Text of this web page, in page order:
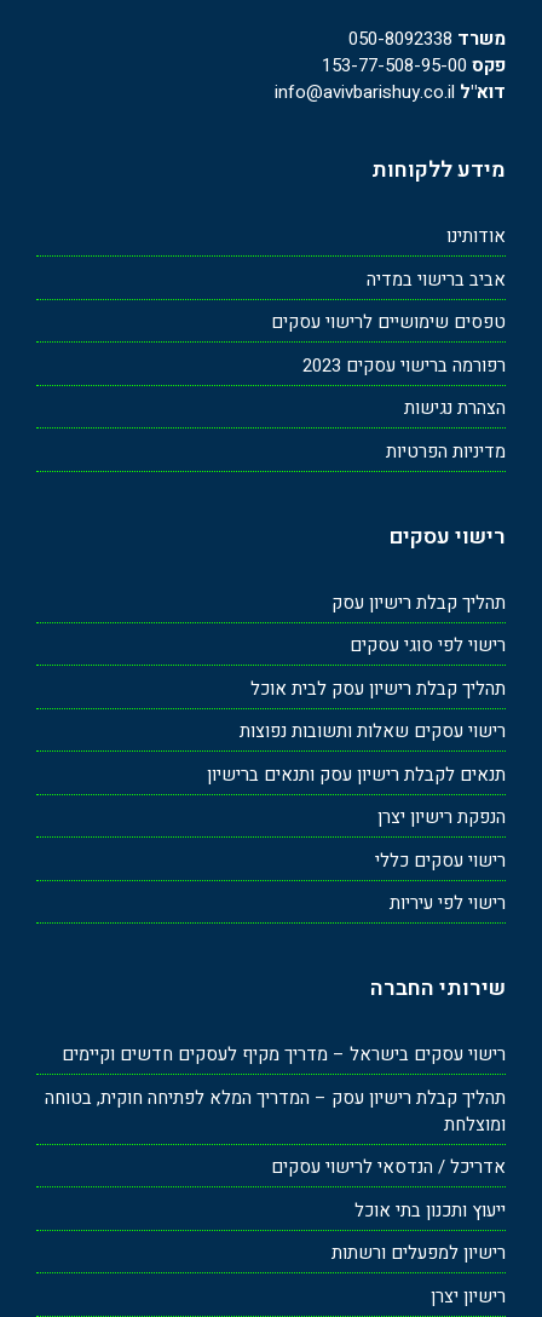
משרד 050-8092338
פקס
דוא"ל
מידע ללקוחות
אודותינו
אביב ברישוי במדיה
טפסים שימושיים לרישוי עסקים
רפורמה ברישוי עסקים 2023
הצהרת נגישות
מדיניות הפרטיות
רישוי עסקים
תהליך קבלת רישיון עסק
רישוי לפי סוגי עסקים
תהליך קבלת רישיון עסק לבית אוכל
רישוי עסקים שאלות ותשובות נפוצות
תנאים לקבלת רישיון עסק ותנאים ברישיון
הנפקת רישיון יצרן
רישוי עסקים כללי
רישוי לפי עיריות
שירותי החברה
רישוי עסקים בישראל – מדריך מקיף לעסקים חדשים וקיימים
תהליך קבלת רישיון עסק – המדריך המלא לפתיחה חוקית, בטוחה
ומוצלחת
אדריכל / הנדסאי לרישוי עסקים
ייעוץ ותכנון בתי אוכל
רישיון למפעלים ורשתות
רישיון יצרן